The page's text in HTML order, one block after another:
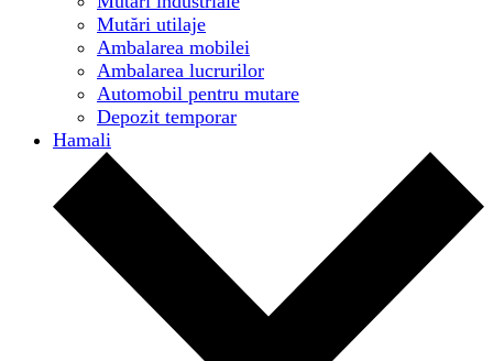
Mutări utilaje
Ambalarea mobilei
Ambalarea lucrurilor
Automobil pentru mutare
Depozit temporar
Hamali